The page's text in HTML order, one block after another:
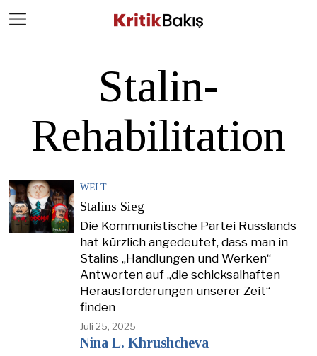
Stalin-
Rehabilitation
WELT
Stalins Sieg
Die Kommunistische Partei Russlands
hat kürzlich angedeutet, dass man in
Stalins „Handlungen und Werken“
Antworten auf „die schicksalhaften
Herausforderungen unserer Zeit“
finden
Juli 25, 2025
Nina L. Khrushcheva